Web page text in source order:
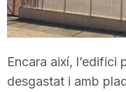
e
T
Encara així, l’edifici
desgastat i amb